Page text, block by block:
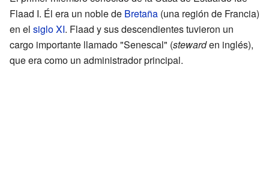
Flaad I. Él era un noble de Bretaña (una región de Francia)
en el siglo XI. Flaad y sus descendientes tuvieron un
cargo importante llamado "Senescal" (stewarden inglés),
que era como un administrador principal.